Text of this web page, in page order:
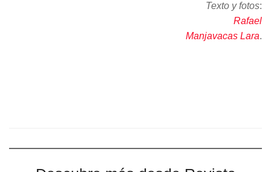
Texto y fotos:
Rafael
Manjavacas Lara.